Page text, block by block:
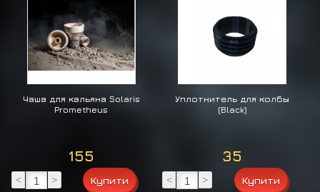
Чаша для кальяна Solaris
Prometheus
155
< >
Уплотнитель для колбы
(Black)
35
< >